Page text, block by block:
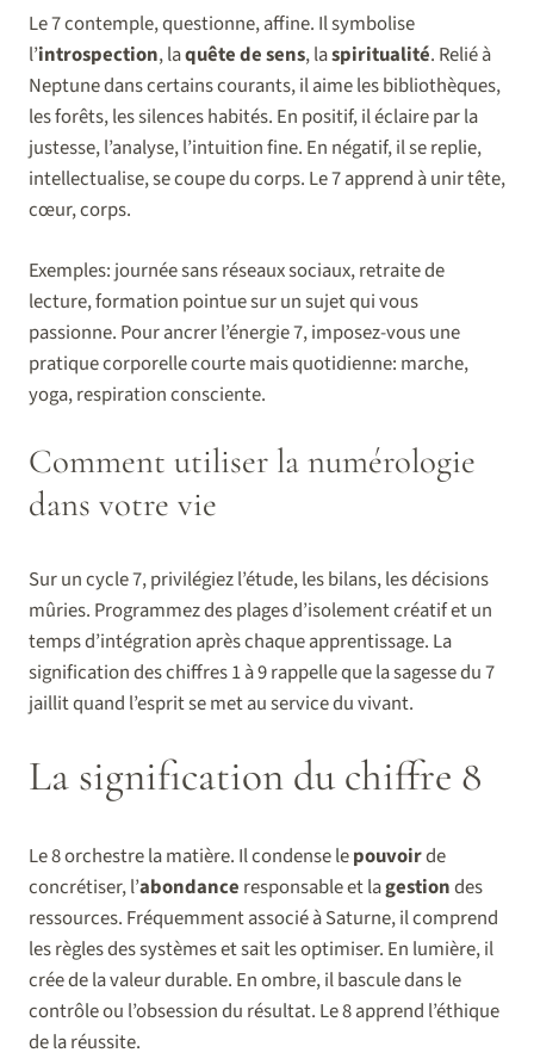
Le 7 contemple, questionne, affine. Il symbolise
l’introspection, laquête de sens, laspiritualité. Relié à
Neptune dans certains courants, il aime les bibliothèques,
les forêts, les silences habités. En positif, il éclaire par la
justesse, l’analyse, l’intuition fine. En négatif, il se replie,
intellectualise, se coupe du corps. Le 7 apprend à unir tête,
cœur, corps.
Exemples: journée sans réseaux sociaux, retraite de
lecture, formation pointue sur un sujet qui vous
passionne. Pour ancrer l’énergie 7, imposez-vous une
pratique corporelle courte mais quotidienne: marche,
yoga, respiration consciente.
Comment utiliser la numérologie
dans votre vie
Sur un cycle 7, privilégiez l’étude, les bilans, les décisions
mûries. Programmez des plages d’isolement créatif et un
temps d’intégration après chaque apprentissage. La
signification des chiffres 1 à 9 rappelle que la sagesse du 7
jaillit quand l’esprit se met au service du vivant.
La signification du chiffre 8
Le 8 orchestre la matière. Il condense lepouvoirde
concrétiser, l’abondance responsable et lagestiondes
ressources. Fréquemment associé à Saturne, il comprend
les règles des systèmes et sait les optimiser. En lumière, il
crée de la valeur durable. En ombre, il bascule dans le
contrôle ou l’obsession du résultat. Le 8 apprend l’éthique
de la réussite.